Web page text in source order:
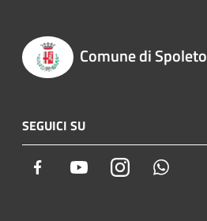
Comune di Spoleto
SEGUICI SU
Facebook YoutubeInstagram